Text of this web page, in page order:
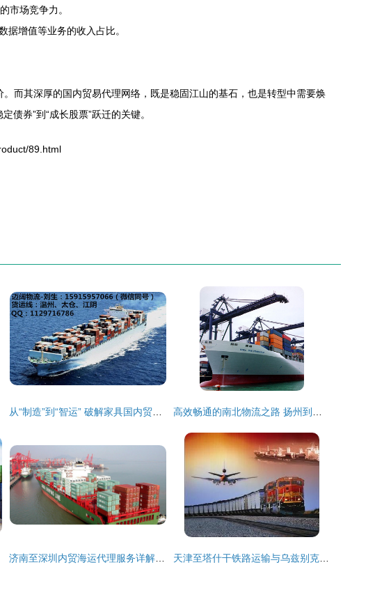
市场竞争力。
据增值等业务的收入占比。
而其深厚的国内贸易代理网络，既是稳固江山的基石，也是转型中需要焕
券”到“成长股票”跃迁的关键。
89.html